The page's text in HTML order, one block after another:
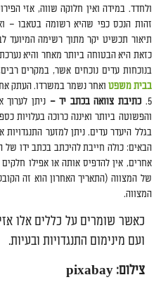
ולחדד. במידה ואין חלוקה שווה, אזי
זהות הנכס כפי שהיא רשומה בטאבו –
תיאור תכשיט יקר מתוך רשימה המיועד
כזאת היא הבטוחה ביותר מאחר והיא
בנוכחות עדים נוכחים אשר, במקרים
בבית משפט ואחר נשמר במשרדו. העתק
כתיבת צוואה בכתב יד – ניתן
והפשוטה ביותר ואיננה כרוכה בעלויות
בגלל היעדר עדים. ניתן למזער
הבאים: כולה חייבת להיכתב בכתב ידו
אחרים, אין להדפיס אותה או אפילו
של המצווה (התאריך האחרון הוא זה
המצווה.
כאשר שומרים על כללים אלו
ועם מינימום התנגדויות ובעיות.
צילום: pixabay